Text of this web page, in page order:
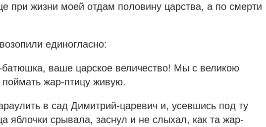
при жизни моей отдам половину царства, а по смерти
единогласно:
ваше царское величество! Мы с великою
жар-птицу живую.
в сад Димитрий-царевич и, усевшись под ту
яблочки срывала, заснул и не слыхал, как та жар-